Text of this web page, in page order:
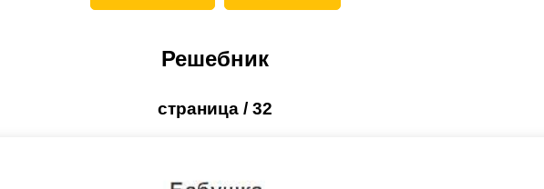
Решебник
страница / 32